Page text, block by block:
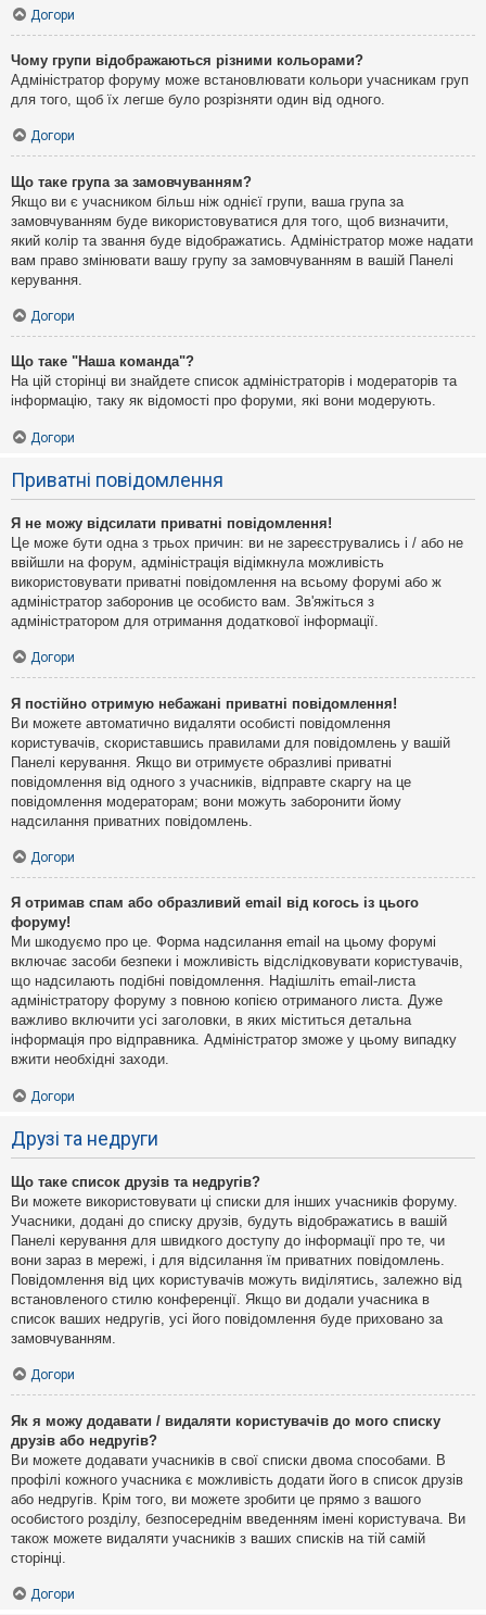
Догори
Чому групи відображаються різними кольорами?
Адміністратор форуму може встановлювати кольори учасникам груп
для того, щоб їх легше було розрізняти один від одного.
Догори
Що таке група за замовчуванням?
Якщо ви є учасником більш ніж однієї групи, ваша група за
замовчуванням буде використовуватися для того, щоб визначити,
який колір та звання буде відображатись. Адміністратор може надати
вам право змінювати вашу групу за замовчуванням в вашій Панелі
керування.
Догори
Що таке "Наша команда"?
На цій сторінці ви знайдете список адміністраторів і модераторів та
інформацію, таку як відомості про форуми, які вони модерують.
Догори
Приватні повідомлення
Я не можу відсилати приватні повідомлення!
Це може бути одна з трьох причин: ви не зареєструвались і / або не
ввійшли на форум, адміністрація відімкнула можливість
використовувати приватні повідомлення на всьому форумі або ж
адміністратор заборонив це особисто вам. Зв'яжіться з
адміністратором для отримання додаткової інформації.
Догори
Я постійно отримую небажані приватні повідомлення!
Ви можете автоматично видаляти особисті повідомлення
користувачів, скориставшись правилами для повідомлень у вашій
Панелі керування. Якщо ви отримуєте образливі приватні
повідомлення від одного з учасників, відправте скаргу на це
повідомлення модераторам; вони можуть заборонити йому
надсилання приватних повідомлень.
Догори
Я отримав спам або образливий email від когось із цього
форуму!
Ми шкодуємо про це. Форма надсилання email на цьому форумі
включає засоби безпеки і можливість відслідковувати користувачів,
що надсилають подібні повідомлення. Надішліть email-листа
адміністратору форуму з повною копією отриманого листа. Дуже
важливо включити усі заголовки, в яких міститься детальна
інформація про відправника. Адміністратор зможе у цьому випадку
вжити необхідні заходи.
Догори
Друзі та недруги
Що таке список друзів та недругів?
Ви можете використовувати ці списки для інших учасників форуму.
Учасники, додані до списку друзів, будуть відображатись в вашій
Панелі керування для швидкого доступу до інформації про те, чи
вони зараз в мережі, і для відсилання їм приватних повідомлень.
Повідомлення від цих користувачів можуть виділятись, залежно від
встановленого стилю конференції. Якщо ви додали учасника в
список ваших недругів, усі його повідомлення буде приховано за
замовчуванням.
Догори
Як я можу додавати / видаляти користувачів до мого списку
друзів або недругів?
Ви можете додавати учасників в свої списки двома способами. В
профілі кожного учасника є можливість додати його в список друзів
або недругів. Крім того, ви можете зробити це прямо з вашого
особистого розділу, безпосереднім введенням імені користувача. Ви
також можете видаляти учасників з ваших списків на тій самій
сторінці.
Догори